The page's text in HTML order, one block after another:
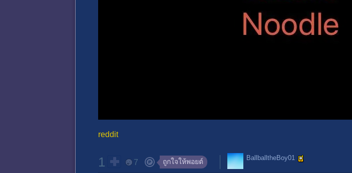
reddit
1 7 ถูกใจให้พอยต์ BallballtheBoy01